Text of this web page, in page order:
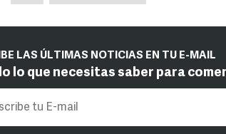
LAS ÚLTIMAS NOTICIAS EN TU E-MAIL
lo que necesitas saber para